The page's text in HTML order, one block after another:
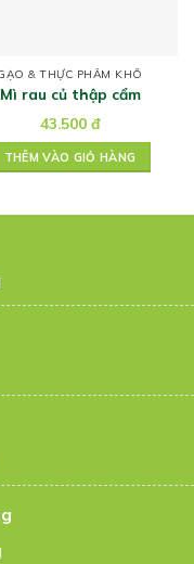
& THỰC PHẨM KHÔ
Mì rau củ thập cẩm
43.500 đ
THÊM VÀO GIỎ HÀNG